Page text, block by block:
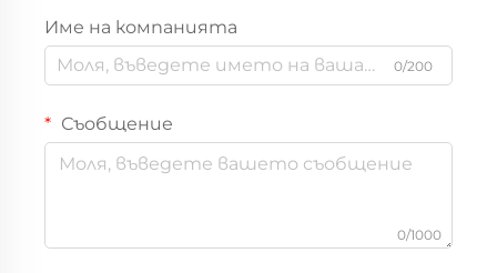
Име на компанията
0/200
Съобщение
0/1000